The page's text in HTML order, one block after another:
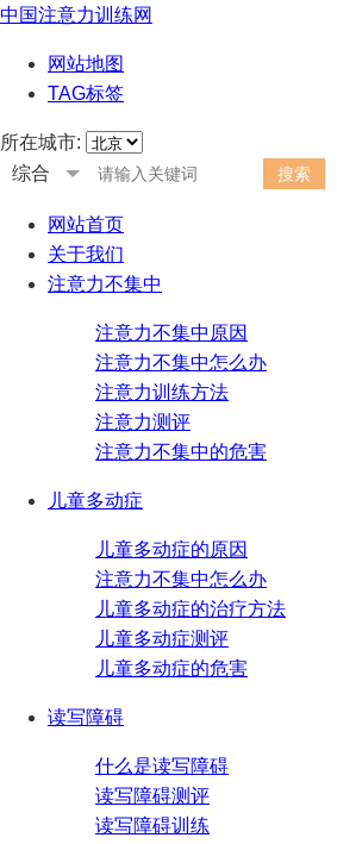
中国注意力训练网
网站地图
TAG标签
所在城市:
综合
网站首页
关于我们
注意力不集中
注意力不集中原因
注意力不集中怎么办
注意力训练方法
注意力测评
注意力不集中的危害
儿童多动症
儿童多动症的原因
注意力不集中怎么办
儿童多动症的治疗方法
儿童多动症测评
儿童多动症的危害
读写障碍
什么是读写障碍
读写障碍测评
读写障碍训练